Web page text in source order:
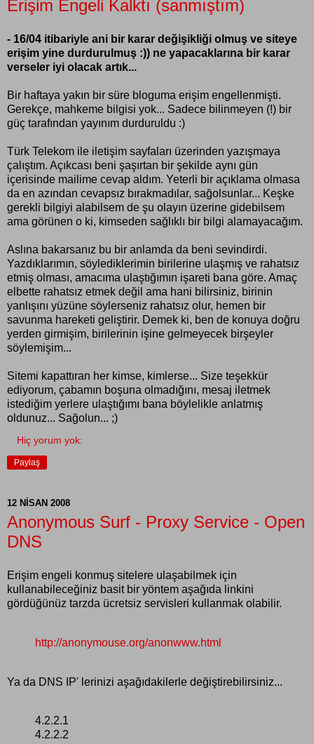
Erişim Engeli Kalktı (sanmıştım)
- 16/04 itibariyle ani bir karar değişikliği olmuş ve siteye
erişim yine durdurulmuş :)) ne yapacaklarına bir karar
verseler iyi olacak artık...
Bir haftaya yakın bir süre bloguma erişim engellenmişti.
Gerekçe, mahkeme bilgisi yok... Sadece bilinmeyen (!) bir
güç tarafından yayınım durduruldu :)
Türk Telekom ile iletişim sayfaları üzerinden yazışmaya
çalıştım. Açıkcası beni şaşırtan bir şekilde aynı gün
içerisinde mailime cevap aldım. Yeterli bir açıklama olmasa
da en azından cevapsız bırakmadılar, sağolsunlar... Keşke
gerekli bilgiyi alabilsem de şu olayın üzerine gidebilsem
ama görünen o ki, kimseden sağlıklı bir bilgi alamayacağım.
Aslına bakarsanız bu bir anlamda da beni sevindirdi.
Yazdıklarımın, söylediklerimin birilerine ulaşmış ve rahatsız
etmiş olması, amacıma ulaştığımın işareti bana göre. Amaç
elbette rahatsız etmek değil ama hani bilirsiniz, birinin
yanlışını yüzüne söylerseniz rahatsız olur, hemen bir
savunma hareketi geliştirir. Demek ki, ben de konuya doğru
yerden girmişim, birilerinin işine gelmeyecek birşeyler
söylemişim...
Sitemi kapattıran her kimse, kimlerse... Size teşekkür
ediyorum, çabamın boşuna olmadığını, mesaj iletmek
istediğim yerlere ulaştığımı bana böylelikle anlatmış
oldunuz... Sağolun... ;)
Hiç yorum yok:
Paylaş
12 NISAN 2008
Anonymous Surf - Proxy Service - Open
DNS
Erişim engeli konmuş sitelere ulaşabilmek için
kullanabileceğiniz basit bir yöntem aşağıda linkini
gördüğünüz tarzda ücretsiz servisleri kullanmak olabilir.
http://anonymouse.org/anonwww.html
Ya da DNS IP' lerinizi aşağıdakilerle değiştirebilirsiniz...
4.2.2.1
4.2.2.2